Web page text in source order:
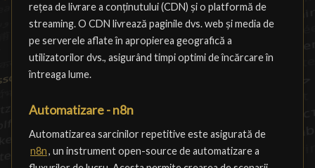
rețea de livrare a conținutului (CDN) și o platformă de
streaming. O CDN livrează paginile dvs. web și media de
pe serverele aflate în apropierea geografică a
utilizatorilor dvs., asigurând timpi optimi de încărcare în
întreaga lume.
Automatizare - n8n
Automatizarea sarcinilor repetitive este asigurată de
n8n, un instrument open-source de automatizare a